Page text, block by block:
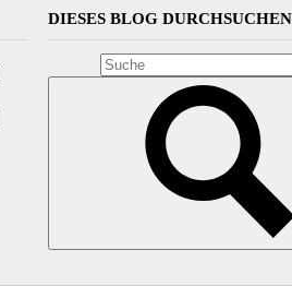
DIESES BLOG DURCHSUCHEN